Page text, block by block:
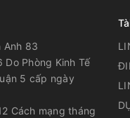
Anh 83
Phòng Kinh Tế
5 cấp ngày
Cách mạng tháng